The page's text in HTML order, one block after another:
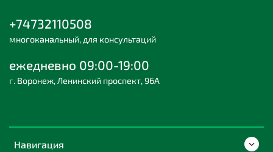
Навигация
+74732110508
многоканальный, для консультаций
ежедневно 09:00-19:00
г. Воронеж, Ленинский проспект, 96А